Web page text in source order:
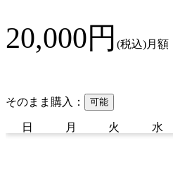
20,000円 (税込)月額
そのまま購入： 可能
日 月 火 水